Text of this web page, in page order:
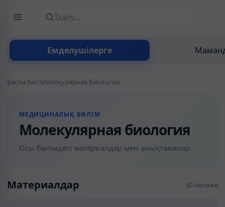
Емделушілерге
Сайттан іздеу
Басты бет/Молекулярная биология
МЕДИЦИНАЛЫҚ БӨЛІМ
Молекулярная биология
Осы бөлімдегі материалдар мен анықтамалар.
Материалдар 60 нәтиже